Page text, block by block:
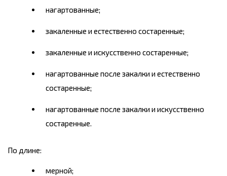
нагартованные;
закаленные и естественно состаренные;
закаленные и искусственно состаренные;
нагартованные после закалки и естественно
состаренные;
нагартованные после закалки и искусственно
состаренные.
По длине:
мерной;